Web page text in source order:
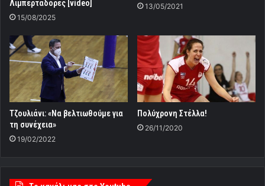
Λιμπερταδόρες [video]
15/08/2025
13/05/2021
Τζουλιάνι: «Να βελτιωθούμε για
τη συνέχεια»
19/02/2022
Πολύχρονη Στέλλα!
26/11/2020